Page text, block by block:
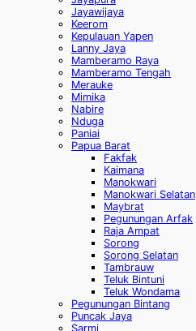
Jayawijaya
Keerom
Kepulauan Yapen
Lanny Jaya
Mamberamo Raya
Mamberamo Tengah
Merauke
Mimika
Nabire
Nduga
Paniai
Papua Barat
Fakfak
Kaimana
Manokwari
Manokwari Selatan
Maybrat
Pegunungan Arfak
Raja Ampat
Sorong
Sorong Selatan
Tambrauw
Teluk Bintuni
Teluk Wondama
Pegunungan Bintang
Puncak Jaya
Sarmi